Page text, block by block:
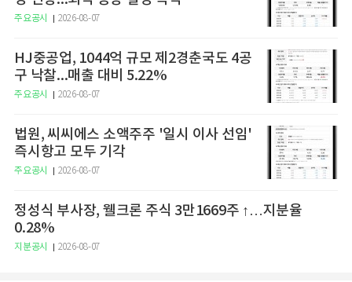
주요공시 2026-08-07
HJ중공업, 1044억 규모 제2경춘국도 4공
구 낙찰...매출 대비 5.22%
주요공시 2026-08-07
법원, 씨씨에스 소액주주 '일시 이사 선임'
즉시항고 모두 기각
주요공시 2026-08-07
정성식 부사장, 웰크론 주식 3만1669주 ↑…지분율
0.28%
지분공시 2026-08-07